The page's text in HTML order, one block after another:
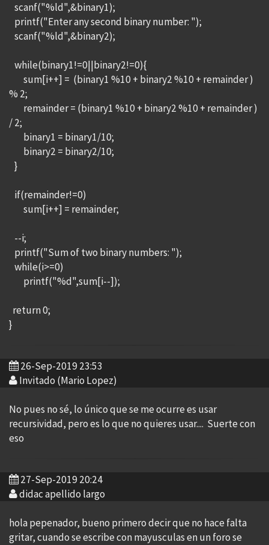
scanf("%ld",&binary1);
printf("Enter any second binary number: ");
scanf("%ld",&binary2);
while(binary1!=0||binary2!=0){
sum[i++] = (binary1 %10 + binary2 %10 + remainder )
% 2;
remainder = (binary1 %10 + binary2 %10 + remainder )
/ 2;
binary1 = binary1/10;
binary2 = binary2/10;
}
if(remainder!=0)
sum[i++] = remainder;
--i;
printf("Sum of two binary numbers: ");
while(i>=0)
printf("%d",sum[i--]);
return 0;
}
26-Sep-2019 23:53
Invitado (Mario Lopez)
No pues no sé, lo único que se me ocurre es usar
recursividad, pero es lo que no quieres usar.... Suerte con
eso
27-Sep-2019 20:24
didac apellido largo
hola pepenador, bueno primero decir que no hace falta
gritar, cuando se escribe con mayusculas en un foro se